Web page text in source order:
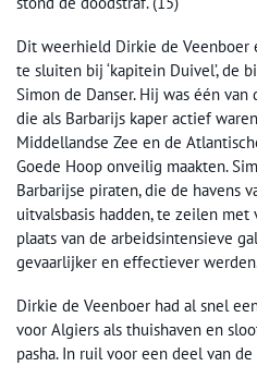
Dit weerhield Dirkie de Veenboer
te sluiten bij ‘kapitein Duivel’, de
Simon de Danser. Hij was één
die als Barbarijs kaper actief
Middellandse Zee en de
Goede Hoop onveilig maakten.
Barbarijse piraten, die de havens
uitvalsbasis hadden, te zeilen
plaats van de arbeidsintensieve
gevaarlijker en effectiever
Dirkie de Veenboer had al snel
voor Algiers als thuishaven en
pasha. In ruil voor een deel van